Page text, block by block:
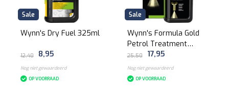
Sale
Wynn's Dry Fuel 325ml
12,40 8,95
Nog niet gewaardeerd
OP VOORRAAD
Sale
Wynn's Formula Gold
Petrol Treatment
500ml
25,50 17,95
Nog niet gewaardeerd
OP VOORRAAD